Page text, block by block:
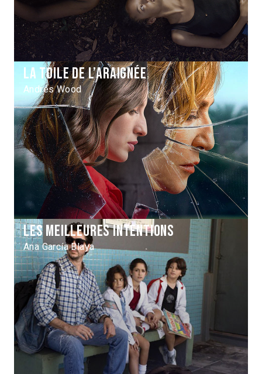
La Toile de l’araignée
Andrés Wood
Les Meilleures intentions
Ana García Blaya